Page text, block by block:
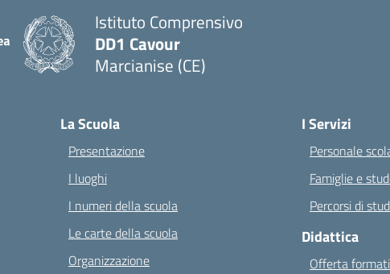
Istituto Comprensivo
DD1 Cavour
Marcianise (CE)
La Scuola
Presentazione
I luoghi
I numeri della scuola
Le carte della scuola
Organizzazione
I Servizi
Personale
Famiglie e
Percorsi di
Didattica
Offerta